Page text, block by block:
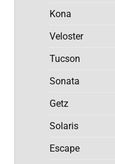
Kona
Veloster
Tucson
Sonata
Getz
Solaris
Escape